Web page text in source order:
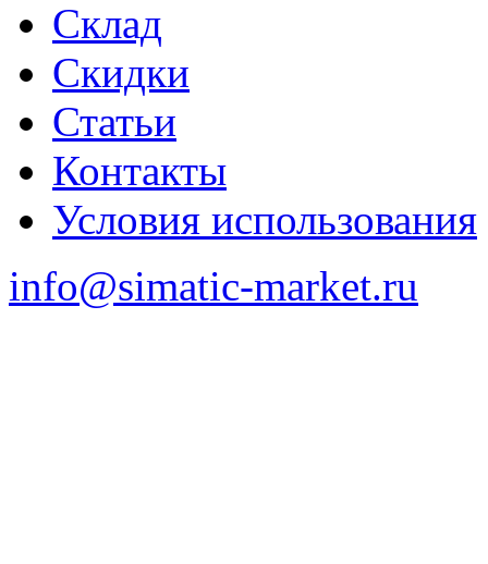
Склад
Скидки
Статьи
Контакты
Условия использования
info@simatic-market.ru